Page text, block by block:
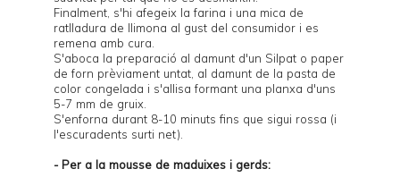
Finalment, s'hi afegeix la farina i una mica de
ratlladura de llimona al gust del consumidor i es
remena amb cura.
S'aboca la preparació al damunt d'un Silpat o paper
de forn prèviament untat, al damunt de la pasta de
color congelada i s'allisa formant una planxa d'uns
5-7 mm de gruix.
S'enforna durant 8-10 minuts fins que sigui rossa (i
l'escuradents surti net).
- Per a la mousse de maduixes i gerds: